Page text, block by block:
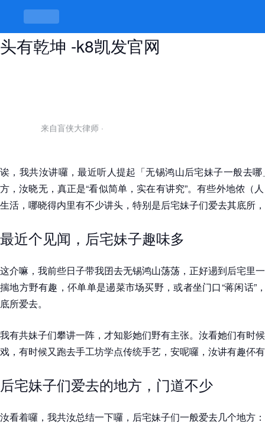
无锡鸿山后宅妹子一般去哪，后宅里
头有乾坤 -k8凯发官网
来自盲侠大律师 ·
诶，我共汝讲囉，最近听人提起「无锡鸿山后宅妹子一般去
方，汝晓无，真正是“看似简单，实在有讲究”。有些外地侬（
生活，哪晓得内里有不少讲头，特别是后宅妹子们爱去其底所
最近个见闻，后宅妹子趣味多
这介嘛，我前些日子带我囝去无锡鸿山荡荡，正好逿到后宅里
揣地方野有趣，伓单单是逿菜市场买野，或者坐门口“蒋闲话”
底所爱去。
我有共妹子们攀讲一阵，才知影她们野有主张。汝看她们有时
戏，有时候又跑去手工坊学点传统手艺，安呢囉，汝讲有趣伓
后宅妹子们爱去的地方，门道不少
汝看着囉，我共汝总结一下囉，后宅妹子们一般爱去几个地方：